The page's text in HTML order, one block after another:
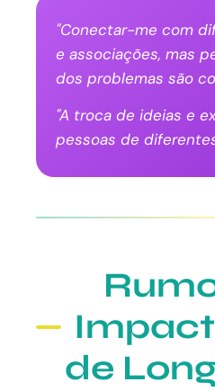
"Conectar-me com
e associações, mas
dos problemas são
"A troca de ideias e
pessoas de
de